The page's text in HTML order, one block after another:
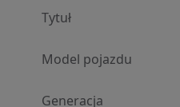
Tytuł
Model pojazdu
Generacja